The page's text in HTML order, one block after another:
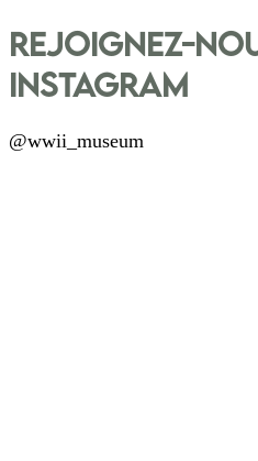
Rejoignez-
Instagram
@wwii_museum